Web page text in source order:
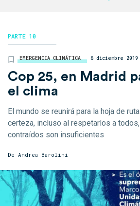
PARTE 10
EMERGENCIA CLIMÁTICA 6 diciembre 2019
Cop 25, en Madrid
el clima
El mundo se reunirá para la hoja de
certeza, incluso al respetarlos a
contraídos son insuficientes
De Andrea Barolini